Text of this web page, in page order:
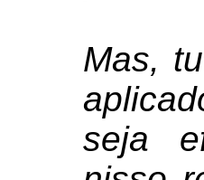
Mas,
seja